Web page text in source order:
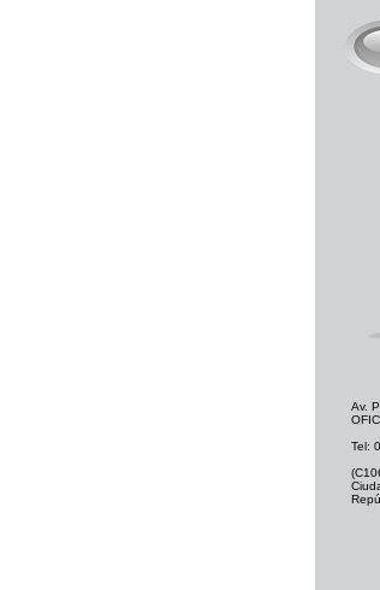
Av.
Tel: